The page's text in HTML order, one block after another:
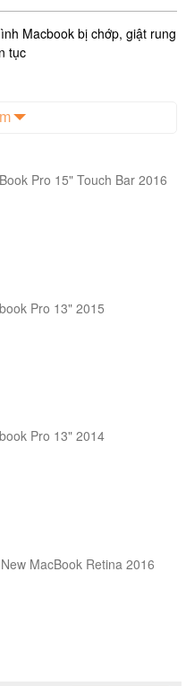
Macbook bị chớp, giật rung
tục
Pro 15" Touch Bar 2016
Pro 13" 2015
Pro 13" 2014
MacBook Retina 2016